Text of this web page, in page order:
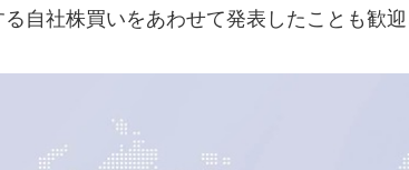
自社株買いをあわせて発表したことも歓迎